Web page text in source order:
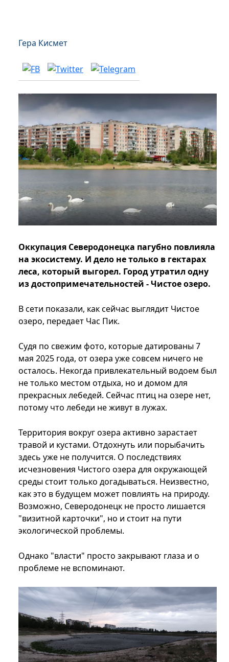
Гера Кисмет
Оккупация Северодонецка пагубно повлияла
на экосистему. И дело не только в гектарах
леса, который выгорел. Город утратил одну
из достопримечательностей - Чистое озеро.
В сети показали, как сейчас выглядит Чистое
озеро, передает Час Пик.
Судя по свежим фото, которые датированы 7
мая 2025 года, от озера уже совсем ничего не
осталось. Некогда привлекательный водоем был
не только местом отдыха, но и домом для
прекрасных лебедей. Сейчас птиц на озере нет,
потому что лебеди не живут в лужах.
Территория вокруг озера активно зарастает
травой и кустами. Отдохнуть или порыбачить
здесь уже не получится. О последствиях
исчезновения Чистого озера для окружающей
среды стоит только догадываться. Неизвестно,
как это в будущем может повлиять на природу.
Возможно, Северодонецк не просто лишается
"визитной карточки", но и стоит на пути
экологической проблемы.
Однако "власти" просто закрывают глаза и о
проблеме не вспоминают.